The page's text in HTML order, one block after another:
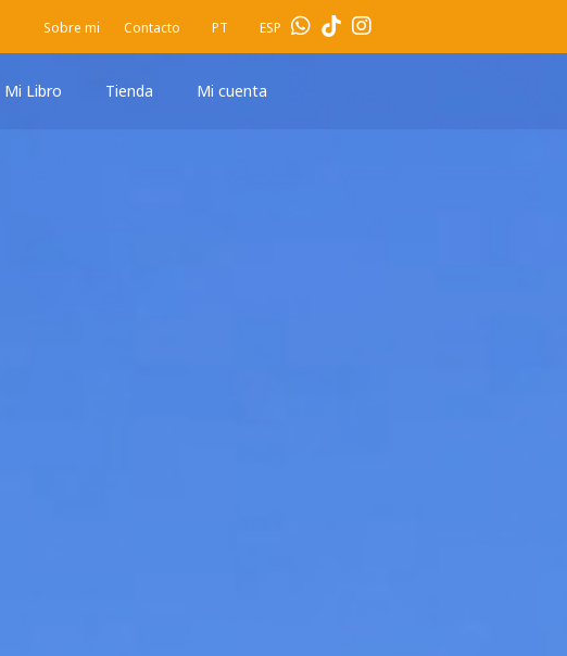
Sobre mi Contacto PT ESP
Mi Libro Tienda Mi cuenta